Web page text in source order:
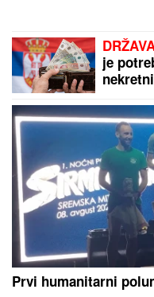
je
Prvi humanitarni